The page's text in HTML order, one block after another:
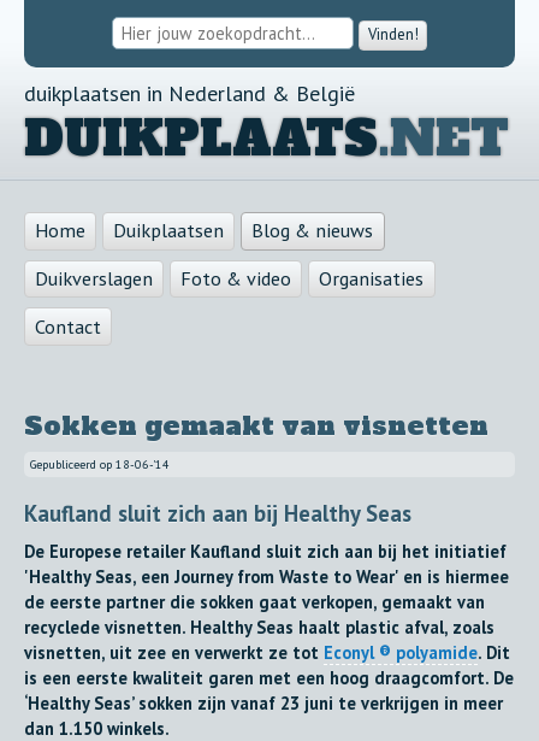
Vinden!
duikplaatsen in Nederland & België
DUIKPLAATS.NET
Home Duikplaatsen
Blog & nieuws
Duikverslagen
Foto & video
Organisaties
Contact
Sokken gemaakt van visnetten
Gepubliceerd op 18-06-'14
Kaufland sluit zich aan bij Healthy Seas
De Europese retailer Kaufland sluit zich aan bij het initiatief
'Healthy Seas, een Journey from Waste to Wear' en is hiermee
de eerste partner die sokken gaat verkopen, gemaakt van
recyclede visnetten. Healthy Seas haalt plastic afval, zoals
visnetten, uit zee en verwerkt ze tot Econyl ® polyamide. Dit
is een eerste kwaliteit garen met een hoog draagcomfort. De
‘Healthy Seas’ sokken zijn vanaf 23 juni te verkrijgen in meer
dan 1.150 winkels.